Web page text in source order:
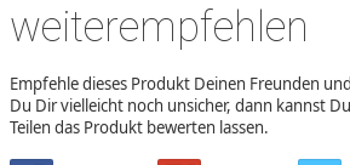
weiterempfehlen
Empfehle dieses Produkt Deinen Freunden
Du Dir vielleicht noch unsicher, dann kannst
Teilen das Produkt bewerten lassen.